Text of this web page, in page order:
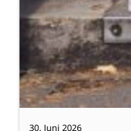
30. Juni 2026